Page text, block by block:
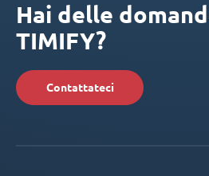
Hai delle
TIMIFY?
Contattateci